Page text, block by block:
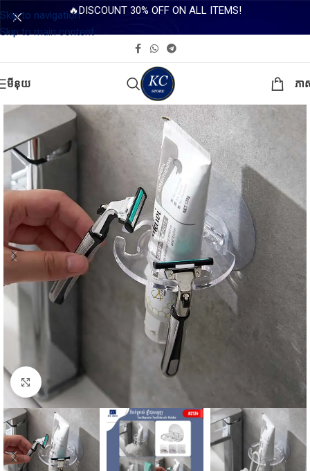
Skip to navigation
Skip to main content
🔥DISCOUNT 30% OFF ON ALL ITEMS!
មីនុយ ភា
Click to enlarge